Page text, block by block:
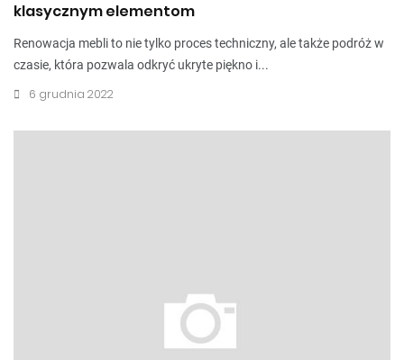
klasycznym elementom
Renowacja mebli to nie tylko proces techniczny, ale także podróż w
czasie, która pozwala odkryć ukryte piękno i...
6 grudnia 2022